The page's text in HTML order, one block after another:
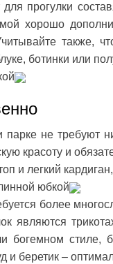
прогулки
хорошо
также,
ботинки или
парке не требуют
красоту и
и легкий
юбкой
более
являются
богемном стиле,
и беретик –